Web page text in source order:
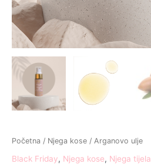
Početna / Njega kose / Arganovo ulje
Black Friday, Njega kose, Njega tijela